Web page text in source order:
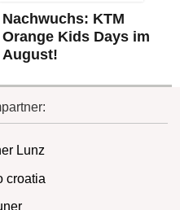
Nachwuchs: KTM
Orange Kids Days im
August!